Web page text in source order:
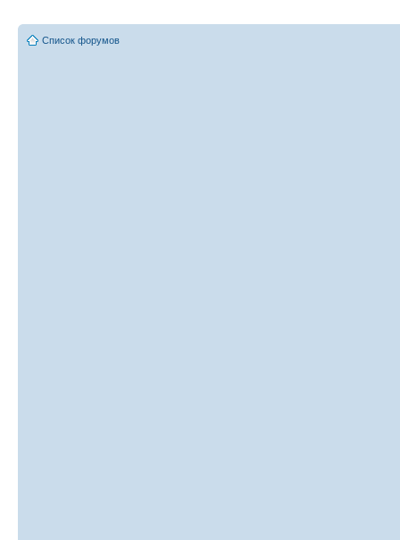
Список форумов